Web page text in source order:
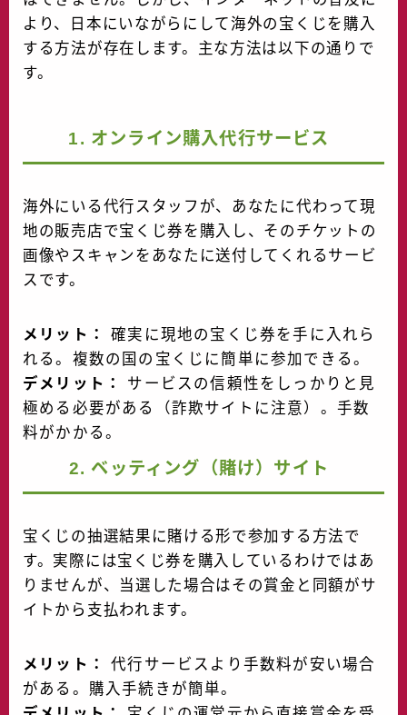
より、日本にいながらにして海外の宝くじを購入
する方法が存在します。主な方法は以下の通りで
す。
1. オンライン購入代行サービス
海外にいる代行スタッフが、あなたに代わって現
地の販売店で宝くじ券を購入し、そのチケットの
画像やスキャンをあなたに送付してくれるサービ
スです。
メリット：
確実に現地の宝くじ券を手に入れら
れる。複数の国の宝くじに簡単に参加できる。
デメリット：
サービスの信頼性をしっかりと見
極める必要がある（詐欺サイトに注意）。手数
料がかかる。
2. ベッティング（賭け）サイト
宝くじの抽選結果に賭ける形で参加する方法で
す。実際には宝くじ券を購入しているわけではあ
りませんが、当選した場合はその賞金と同額がサ
イトから支払われます。
メリット：
代行サービスより手数料が安い場合
がある。購入手続きが簡単。